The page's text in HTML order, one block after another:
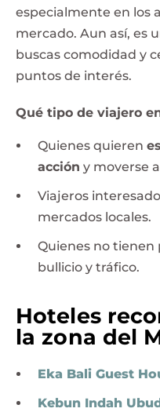
especialmente en los
mercado. Aun así, es
buscas comodidad y
puntos de interés.
Qué tipo de viajero
Quienes quieren
acción y moverse
Viajeros
mercados locales.
Quienes no tienen
bullicio y tráfico.
Hoteles
la zona del
Eka Bali Guest
Kebun Indah Ubud